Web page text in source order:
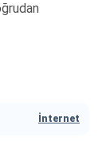
İnternet